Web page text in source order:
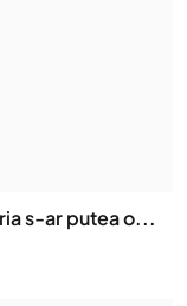
s-ar putea o...